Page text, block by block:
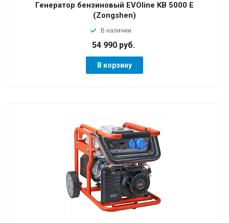
Генератор бензиновый EVOline KB 5000 E
(Zongshen)
В наличии
54 990 руб.
В корзину